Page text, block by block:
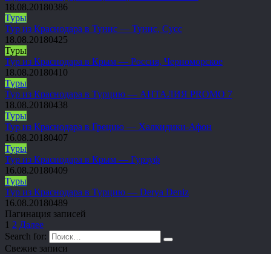
18.08.20180386
Туры
Тур из Краснодара в Тунис — Тунис, Сусс
18.08.20180425
Туры
Тур из Краснодара в Крым — Россия, Черноморское
18.08.20180410
Туры
Тур из Краснодара в Турцию — АНТАЛИЯ PROMO 7
18.08.20180438
Туры
Тур из Краснодара в Грецию — Халкидики-Афон
16.08.20180407
Туры
Тур из Краснодара в Крым — Гурзуф
16.08.20180409
Туры
Тур из Краснодара в Турцию — Derya Deniz
16.08.20180489
Пагинация записей
1 2 Далее
Search for:
Свежие записи